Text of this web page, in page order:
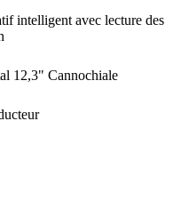
intelligent avec lecture des
12,3" Cannochiale